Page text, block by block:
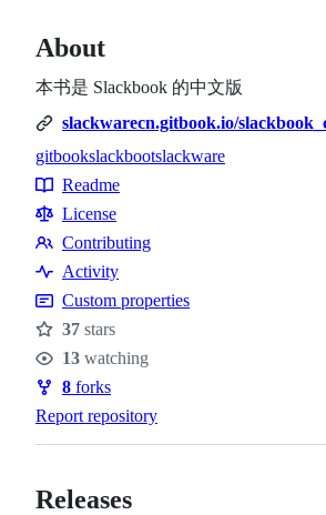
About
本书是 Slackbook 的中文版
slackwarecn.gitbook.io/
Topics
gitbookslackbootslackware
Resources
Readme
License
Contributing
Contributing
Activity
Custom properties
Stars
37 stars
Watchers
13 watching
Forks
8 forks
Report repository
Releases